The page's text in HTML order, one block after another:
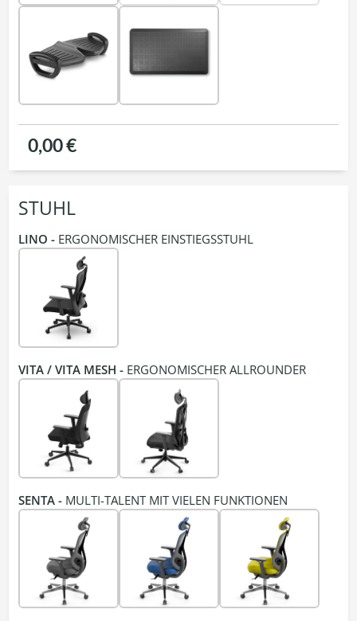
0,00 €
STUHL
LINO - ERGONOMISCHER EINSTIEGSSTUHL
VITA / VITA MESH - ERGONOMISCHER ALLROUNDER
SENTA - MULTI-TALENT MIT VIELEN FUNKTIONEN